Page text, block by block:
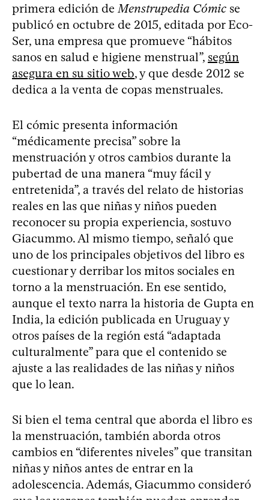
primera edición de Menstrupedia Cómic se
publicó en octubre de 2015, editada por Eco-
Ser, una empresa que promueve “hábitos
sanos en salud e higiene menstrual”, según
asegura en su sitio web, y que desde 2012 se
dedica a la venta de copas menstruales.
El cómic presenta información
“médicamente precisa” sobre la
menstruación y otros cambios durante la
pubertad de una manera “muy fácil y
entretenida”, a través del relato de historias
reales en las que niñas y niños pueden
reconocer su propia experiencia, sostuvo
Giacummo. Al mismo tiempo, señaló que
uno de los principales objetivos del libro es
cuestionar y derribar los mitos sociales en
torno a la menstruación. En ese sentido,
aunque el texto narra la historia de Gupta en
India, la edición publicada en Uruguay y
otros países de la región está “adaptada
culturalmente” para que el contenido se
ajuste a las realidades de las niñas y niños
que lo lean.
Si bien el tema central que aborda el libro es
la menstruación, también aborda otros
cambios en “diferentes niveles” que transitan
niñas y niños antes de entrar en la
adolescencia. Además, Giacummo consideró